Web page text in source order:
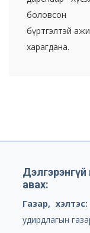
боловсон
бүртгэлтэй
харагдана.
авах:
Газар, хэлтэс:
удирдлагын